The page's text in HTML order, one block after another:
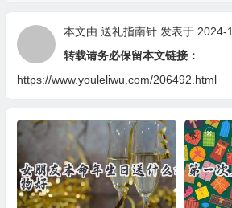
本文由 送礼指南针发表于 2024-
转载请务必保留本文链接：
https://www.youleliwu.com/206492.html